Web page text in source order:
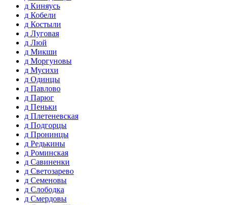
д Киняусь
д Кобели
д Костыли
д Луговая
д Люй
д Микши
д Моргуновы
д Мусихи
д Одинцы
д Павлово
д Парюг
д Пеньки
д Плетеневская
д Подгорцы
д Пронинцы
д Редькины
д Роминская
д Савиненки
д Светозарево
д Семеновы
д Слободка
д Смердовы